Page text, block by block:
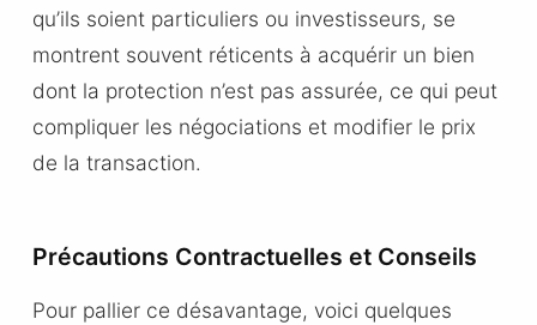
qu’ils soient particuliers ou investisseurs, se
montrent souvent réticents à acquérir un bien
dont la protection n’est pas assurée, ce qui peut
compliquer les négociations et modifier le prix
de la transaction.
Précautions Contractuelles et Conseils
Pour pallier ce désavantage, voici quelques